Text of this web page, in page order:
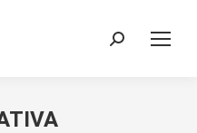
Cerca: